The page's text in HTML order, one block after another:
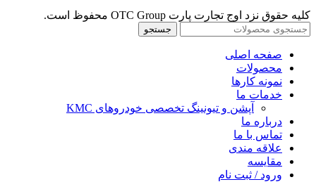
کلیه حقوق نزد اوج تجارت پارت OTC Group محفوظ است.
جستجو
صفحه اصلی
محصولات
نمونه کارها
خدمات ما
آپشن و تیونینگ تخصصی خودروهای KMC
درباره ما
تماس با ما
علاقه مندی
مقايسه
ورود / ثبت نام